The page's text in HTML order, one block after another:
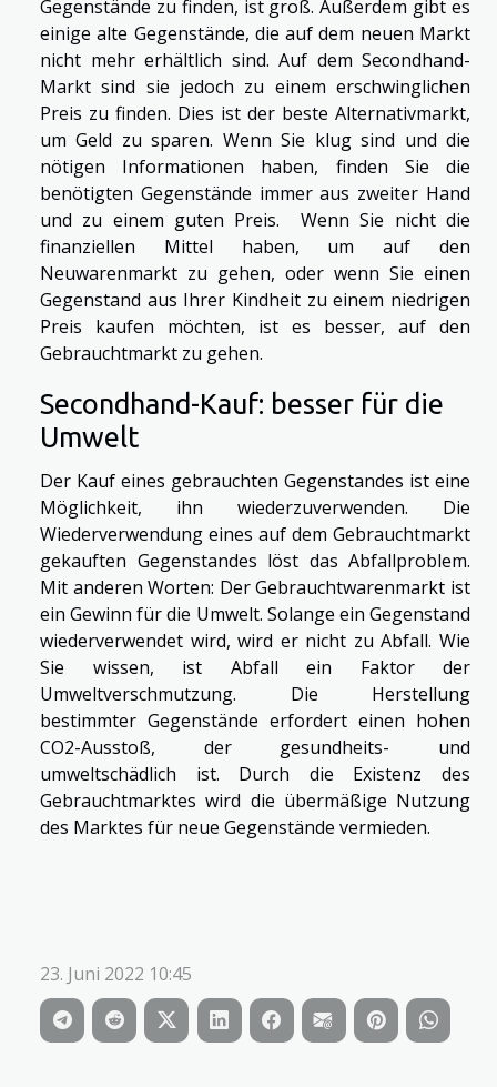
Gegenstände zu finden, ist groß. Außerdem gibt es
einige alte Gegenstände, die auf dem neuen Markt
nicht mehr erhältlich sind. Auf dem Secondhand-
Markt sind sie jedoch zu einem erschwinglichen
Preis zu finden. Dies ist der beste Alternativmarkt,
um Geld zu sparen. Wenn Sie klug sind und die
nötigen Informationen haben, finden Sie die
benötigten Gegenstände immer aus zweiter Hand
und zu einem guten Preis. Wenn Sie nicht die
finanziellen Mittel haben, um auf den
Neuwarenmarkt zu gehen, oder wenn Sie einen
Gegenstand aus Ihrer Kindheit zu einem niedrigen
Preis kaufen möchten, ist es besser, auf den
Gebrauchtmarkt zu gehen.
Secondhand-Kauf: besser für die
Umwelt
Der Kauf eines gebrauchten Gegenstandes ist eine
Möglichkeit, ihn wiederzuverwenden. Die
Wiederverwendung eines auf dem Gebrauchtmarkt
gekauften Gegenstandes löst das Abfallproblem.
Mit anderen Worten: Der Gebrauchtwarenmarkt ist
ein Gewinn für die Umwelt. Solange ein Gegenstand
wiederverwendet wird, wird er nicht zu Abfall. Wie
Sie wissen, ist Abfall ein Faktor der
Umweltverschmutzung. Die Herstellung
bestimmter Gegenstände erfordert einen hohen
CO2-Ausstoß, der gesundheits- und
umweltschädlich ist. Durch die Existenz des
Gebrauchtmarktes wird die übermäßige Nutzung
des Marktes für neue Gegenstände vermieden.
23. Juni 2022 10:45